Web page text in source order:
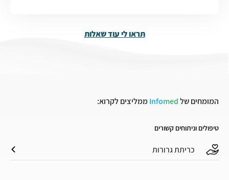
תראו לי עוד שאלות
המומחים של Infomed ממליצים לקרוא:
טיפולים וניתוחים קשורים
כריתת גרורות